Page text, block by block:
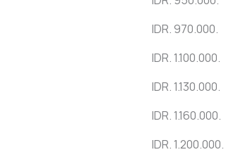
IDR. 970.000.
IDR. 1.100.000.
IDR. 1.130.000.
IDR. 1.160.000.
IDR. 1.200.000.